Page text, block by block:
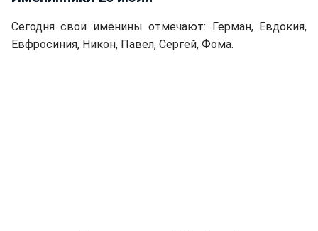
Сегодня свои именины отмечают: Герман, Евдокия,
Евфросиния, Никон, Павел, Сергей, Фома.